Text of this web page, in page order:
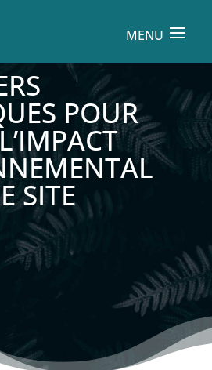
POUR
SITE